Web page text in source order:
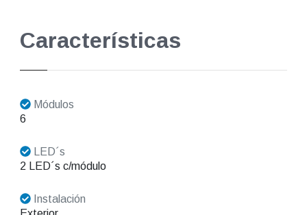
Características
Módulos
6
LED´s
2 LED´s c/módulo
Instalación